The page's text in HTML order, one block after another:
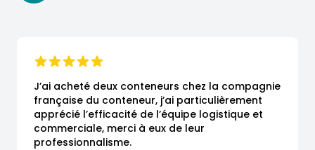
J’ai acheté deux conteneurs chez la compagnie
française du conteneur, j’ai particulièrement
apprécié l’efficacité de l’équipe logistique et
commerciale, merci à eux de leur
professionnalisme.